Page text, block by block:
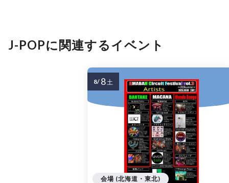
J-POPに関連するイベント
会場 (北海道・東北)
8/ 8土